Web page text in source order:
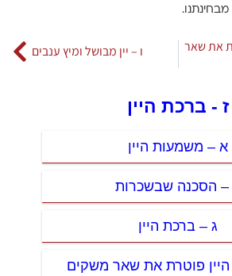
מבחינתנו.
את שאר
ו – יין מבושל ומיץ ענבים
ז - ברכת היין
א – משמעות היין
– הסכנה שבשכרות
ג – ברכת היין
פוטרת את שאר משקים